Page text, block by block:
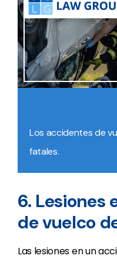
Los accidentes de
fatales.
6. Lesiones
de vuelco
Las lesiones en un